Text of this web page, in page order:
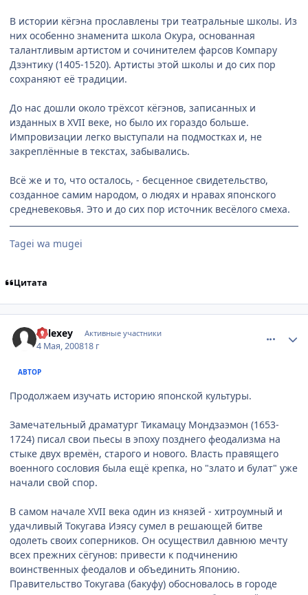
В истории кёгэна прославлены три театральные школы. Из
них особенно знаменита школа Окура, основанная
талантливым артистом и сочинителем фарсов Компару
Дзэнтику (1405-1520). Артисты этой школы и до сих пор
сохраняют её традиции.
До нас дошли около трёхсот кёгэнов, записанных и
изданных в XVII веке, но было их гораздо больше.
Импровизации легко выступали на подмостках и, не
закреплённые в текстах, забывались.
Всё же и то, что осталось, - бесценное свидетельство,
созданное самим народом, о людях и нравах японского
средневековья. Это и до сих пор источник весёлого смеха.
Tagei wa mugei
Цитата
Relexey Активные участники
4 Мая, 200818 г
АВТОР
Продолжаем изучать историю японской культуры.
Замечательный драматург Тикамацу Мондзаэмон (1653-
1724) писал свои пьесы в эпоху позднего феодализма на
стыке двух времён, старого и нового. Власть правящего
военного сословия была ещё крепка, но "злато и булат" уже
начали свой спор.
В самом начале XVII века один из князей - хитроумный и
удачливый Токугава Иэясу сумел в решающей битве
одолеть своих соперников. Он осуществил давнюю мечту
всех прежних сёгунов: привести к подчинению
воинственных феодалов и объединить Японию.
Правительство Токугава (бакуфу) обосновалось в городе